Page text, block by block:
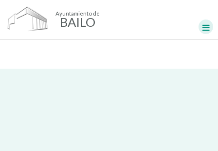
Ayuntamiento de
BAILO